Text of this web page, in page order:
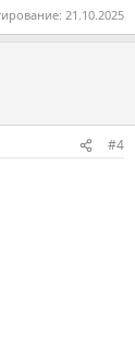
21.10.2025
#4